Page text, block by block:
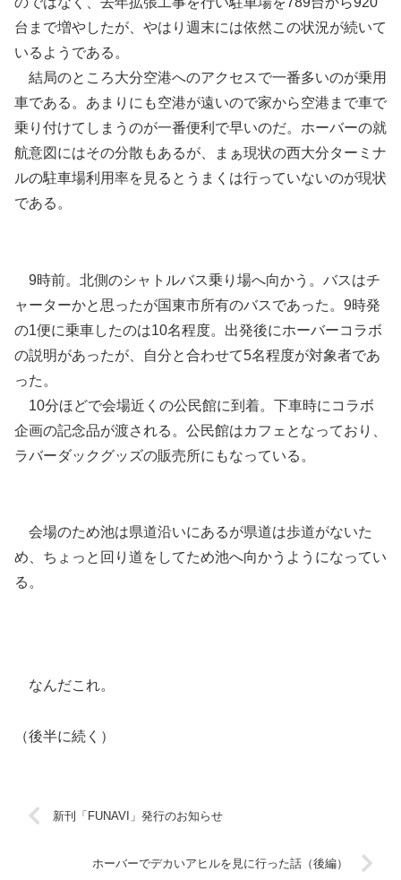
台まで増やしたが、やはり週末には依然この状況が続いて
いるようである。
結局のところ大分空港へのアクセスで一番多いのが乗用
車である。あまりにも空港が遠いので家から空港まで車で
乗り付けてしまうのが一番便利で早いのだ。ホーバーの就
航意図にはその分散もあるが、まぁ現状の西大分ターミナ
ルの駐車場利用率を見るとうまくは行っていないのが現状
である。
9時前。北側のシャトルバス乗り場へ向かう。バスはチ
ャーターかと思ったが国東市所有のバスであった。9時発
の1便に乗車したのは10名程度。出発後にホーバーコラボ
の説明があったが、自分と合わせて5名程度が対象者であ
った。
10分ほどで会場近くの公民館に到着。下車時にコラボ
企画の記念品が渡される。公民館はカフェとなっており、
ラバーダックグッズの販売所にもなっている。
会場のため池は県道沿いにあるが県道は歩道がないた
め、ちょっと回り道をしてため池へ向かうようになってい
る。
なんだこれ。
（後半に続く）
新刊「FUNAVI」発行のお知らせ
ホーバーでデカいアヒルを見に行った話（後編）